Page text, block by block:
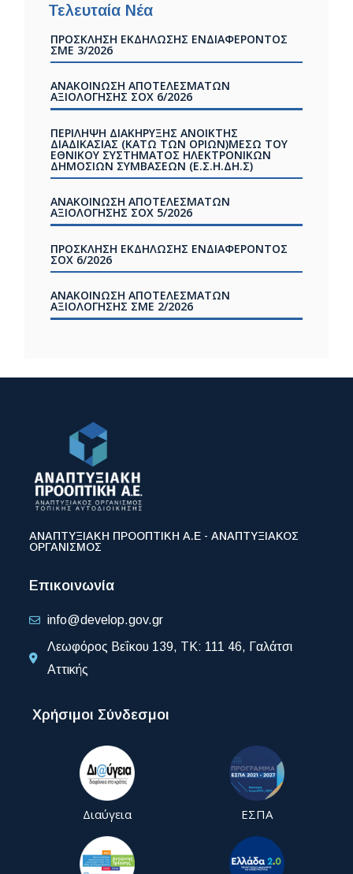
Τελευταία Νέα
ΠΡΟΣΚΛΗΣΗ ΕΚΔΗΛΩΣΗΣ ΕΝΔΙΑΦΕΡΟΝΤΟΣ
ΣΜΕ 3/2026
ΑΝΑΚΟΙΝΩΣΗ ΑΠΟΤΕΛΕΣΜΑΤΩΝ
ΑΞΙΟΛΟΓΗΣΗΣ ΣOX 6/2026
ΠΕΡΙΛΗΨΗ ΔΙΑΚΗΡΥΞΗΣ ΑΝΟΙΚΤΗΣ
ΔΙΑΔΙΚΑΣΙΑΣ (ΚΑΤΩ ΤΩΝ ΟΡΙΩΝ)ΜΕΣΩ ΤΟΥ
ΕΘΝΙΚΟΥ ΣΥΣΤΗΜΑΤΟΣ ΗΛΕΚΤΡΟΝΙΚΩΝ
ΔΗΜΟΣΙΩΝ ΣΥΜΒΑΣΕΩΝ (Ε.Σ.Η.ΔΗ.Σ)
ΑΝΑΚΟΙΝΩΣΗ ΑΠΟΤΕΛΕΣΜΑΤΩΝ
ΑΞΙΟΛΟΓΗΣΗΣ ΣOX 5/2026
ΠΡΟΣΚΛΗΣΗ ΕΚΔΗΛΩΣΗΣ ΕΝΔΙΑΦΕΡΟΝΤΟΣ
ΣΟΧ 6/2026
ΑΝΑΚΟΙΝΩΣΗ ΑΠΟΤΕΛΕΣΜΑΤΩΝ
ΑΞΙΟΛΟΓΗΣΗΣ ΣΜΕ 2/2026
ΑΝΑΠΤΥΞΙΑΚΗ ΠΡΟΟΠΤΙΚΗ Α.Ε - ΑΝΑΠΤΥΞΙΑΚΟΣ
ΟΡΓΑΝΙΣΜΟΣ
Επικοινωνία
info@develop.gov.gr
Λεωφόρος Βεΐκου 139, ΤΚ: 111 46, Γαλάτσι
Αττικής
Χρήσιμοι Σύνδεσμοι
Διαύγεια ΕΣΠΑ